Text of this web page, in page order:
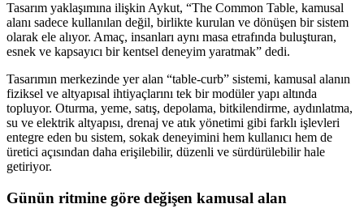
Tasarım yaklaşımına ilişkin Aykut, “The Common Table, kamusal
alanı sadece kullanılan değil, birlikte kurulan ve dönüşen bir sistem
olarak ele alıyor. Amaç, insanları aynı masa etrafında buluşturan,
esnek ve kapsayıcı bir kentsel deneyim yaratmak” dedi.
Tasarımın merkezinde yer alan “table-curb” sistemi, kamusal alanın
fiziksel ve altyapısal ihtiyaçlarını tek bir modüler yapı altında
topluyor. Oturma, yeme, satış, depolama, bitkilendirme, aydınlatma,
su ve elektrik altyapısı, drenaj ve atık yönetimi gibi farklı işlevleri
entegre eden bu sistem, sokak deneyimini hem kullanıcı hem de
üretici açısından daha erişilebilir, düzenli ve sürdürülebilir hale
getiriyor.
Günün ritmine göre değişen kamusal alan